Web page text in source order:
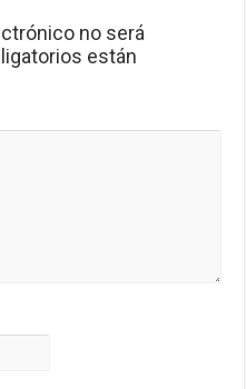
no será
están